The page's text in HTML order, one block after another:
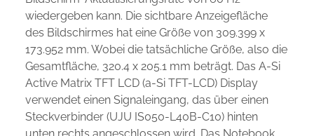
wiedergeben kann. Die sichtbare Anzeigefläche
des Bildschirmes hat eine Größe von 309.399 x
173.952 mm. Wobei die tatsächliche Größe, also die
Gesamtfläche, 320.4 x 205.1 mm beträgt. Das A-Si
Active Matrix TFT LCD (a-Si TFT-LCD) Display
verwendet einen Signaleingang, das über einen
Steckverbinder (UJU IS050-L40B-C10) hinten